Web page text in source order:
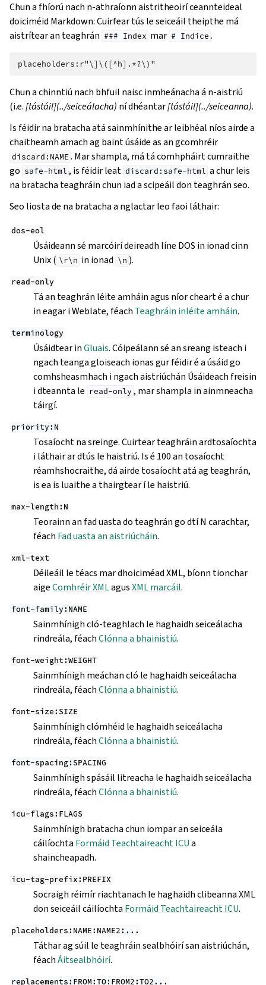
Chun a fhíorú nach n-athraíonn aistritheoirí ceannteideal
doiciméid Markdown: Cuirfear tús le seiceáil theipthe má
aistrítear an teaghrán ### Index mar # Indice .
Chun a chinntiú nach bhfuil naisc inmheánacha á n-aistriú
(i.e.[tástáil](../seiceálacha) ní dhéantar[tástáil](../seiceanna).
Is féidir na bratacha atá sainmhínithe ar leibhéal níos airde a
chaitheamh amach ag baint úsáide as an gcomhréir
discard:NAME . Mar shampla, má tá comhpháirt cumraithe
go safe-html , is féidir leat discard:safe-html a chur leis
na bratacha teaghráin chun iad a scipeáil don teaghrán seo.
Seo liosta de na bratacha a nglactar leo faoi láthair:
dos-eol
Úsáideann sé marcóirí deireadh líne DOS in ionad cinn
Unix ( \r\n in ionad \n ).
read-only
Tá an teaghrán léite amháin agus níor cheart é a chur
in eagar i Weblate, féach Teaghráin inléite amháin.
terminology
Úsáidtear inGluais. Cóipeálann sé an sreang isteach i
ngach teanga gloiseach ionas gur féidir é a úsáid go
comhsheasmhach i ngach aistriúchán Úsáideach freisin
i dteannta le read-only , mar shampla in ainmneacha
táirgí.
priority:N
Tosaíocht na sreinge. Cuirtear teaghráin ardtosaíochta
i láthair ar dtús le haistriú. Is é 100 an tosaíocht
réamhshocraithe, dá airde tosaíocht atá ag teaghrán,
is ea is luaithe a thairgtear í le haistriú.
max-length:N
Teorainn an fad uasta do teaghrán go dtí N carachtar,
féach Fad uasta an aistriúcháin.
xml-text
Déileáil le téacs mar dhoiciméad XML, bíonn tionchar
aigeComhréir XMLagusXML marcáil.
font-family:NAME
Sainmhínigh cló-teaghlach le haghaidh seiceálacha
rindreála, féachClónna a bhainistiú.
font-weight:WEIGHT
Sainmhínigh meáchan cló le haghaidh seiceálacha
rindreála, féachClónna a bhainistiú.
font-size:SIZE
Sainmhínigh clómhéid le haghaidh seiceálacha
rindreála, féachClónna a bhainistiú.
font-spacing:SPACING
Sainmhínigh spásáil litreacha le haghaidh seiceálacha
rindreála, féachClónna a bhainistiú.
icu-flags:FLAGS
Sainmhínigh bratacha chun iompar an seiceála
cáilíochta Formáid Teachtaireacht ICUa
shaincheapadh.
icu-tag-prefix:PREFIX
Socraigh réimír riachtanach le haghaidh clibeanna XML
don seiceáil cáilíochta Formáid Teachtaireacht ICU.
placeholders:NAME:NAME2:...
Táthar ag súil le teaghráin sealbhóirí san aistriúchán,
féachÁitsealbhóirí.
replacements:FROM:TO:FROM2:TO2...